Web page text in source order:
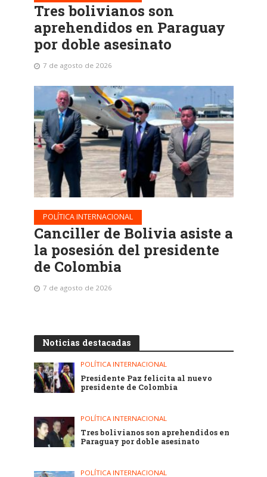
Tres bolivianos son
aprehendidos en Paraguay
por doble asesinato
7 de agosto de 2026
POLÍTICA INTERNACIONAL
Canciller de Bolivia asiste a
la posesión del presidente
de Colombia
7 de agosto de 2026
Noticias destacadas
POLÍTICA INTERNACIONAL
Presidente Paz felicita al nuevo
presidente de Colombia
POLÍTICA INTERNACIONAL
Tres bolivianos son aprehendidos en
Paraguay por doble asesinato
POLÍTICA INTERNACIONAL